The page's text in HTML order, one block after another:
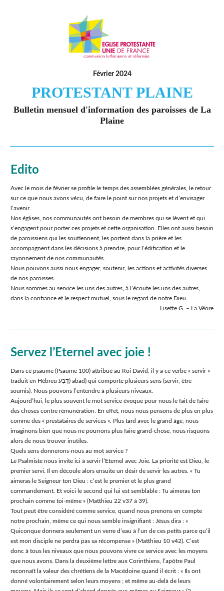
Février 2024
PROTESTANT PLAINE
Bulletin mensuel d'information des paroisses de La
Plaine
Edito
Avec le mois de février se profile le temps des assemblées générales, le retour
sur ce que nous avons vécu, de faire le point sur nos projets et dʼenvisager
lʼavenir.
Nos églises, nos communautés ont besoin de membres qui se lèvent et qui
sʼengagent pour porter ces projets et cette organisation. Elles ont aussi besoin
de paroissiens qui les soutiennent, les portent dans la prière et les
accompagnent dans les décisions à prendre, pour lʼédification et le
rayonnement de nos communautés.
Nous pouvons aussi nous engager, soutenir, les actions et activités diverses
de nos paroisses.
Nous sommes au service les uns des autres, à lʼécoute les uns des autres,
dans la confiance et le respect mutuel, sous le regard de notre Dieu.
Lisette G. – La Véore
Servez lʼEternel avec joie !
Dans ce psaume (Psaume 100) attribué au Roi David, il y a ce verbe « servir »
traduit en Hébreu דַבָע) abad) qui comporte plusieurs sens (servir, être
soumis). Nous pouvons lʼentendre à plusieurs niveaux.
Aujourdʼhui, le plus souvent le mot service évoque pour nous le fait de faire
des choses contre rémunération. En effet, nous nous pensons de plus en plus
comme des « prestataires de services ». Plus tard avec le grand âge, nous
imaginons bien que nous ne pourrons plus faire grand-chose, nous risquons
alors de nous trouver inutiles.
Quels sens donnerons-nous au mot service ?
Le Psalmiste nous invite ici à servir lʼEternel avec Joie. La priorité est Dieu, le
premier servi. Il en découle alors ensuite un désir de servir les autres. « Tu
aimeras le Seigneur ton Dieu : cʼest le premier et le plus grand
commandement. Et voici le second qui lui est semblable : Tu aimeras ton
prochain comme toi-même » (Matthieu 22 v37 à 39).
Tout peut être considéré comme service, quand nous prenons en compte
notre prochain, même ce qui nous semble insignifiant : Jésus dira : «
Quiconque donnera seulement un verre dʼeau à lʼun de ces petits parce quʼil
est mon disciple ne perdra pas sa récompense » (Matthieu 10 v42). Cʼest
donc à tous les niveaux que nous pouvons vivre ce service avec les moyens
que nous avons. Dans la deuxième lettre aux Corinthiens, lʼapôtre Paul
reconnaît la valeur des chrétiens de la Macédoine quand il écrit : « Ils ont
donné volontairement selon leurs moyens ; et même au-delà de leurs